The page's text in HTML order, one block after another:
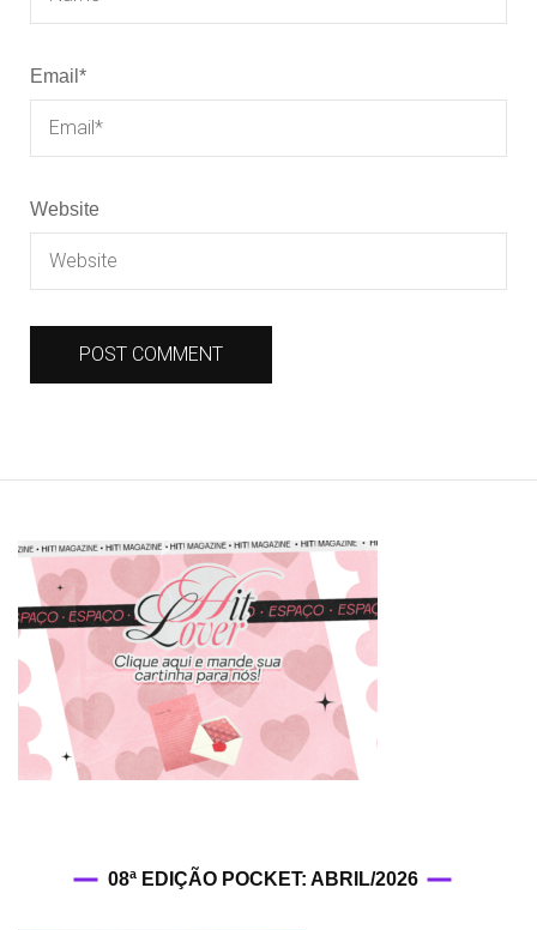
Email *
Website
08ª EDIÇÃO POCKET: ABRIL/2026